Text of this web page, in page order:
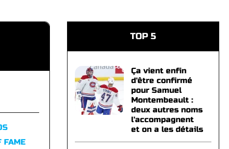
FAME
TOP 5
Ça vient enfin
d'être confirmé
pour Samuel
Montembeault :
deux autres noms
l'accompagnent
et on a les détails